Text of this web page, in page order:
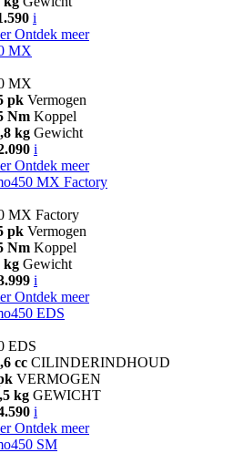
i
Ontdek meer
MX
MX
pk Vermogen
Nm Koppel
kg Gewicht
i
Ontdek meer
MX Factory
MX Factory
pk Vermogen
Nm Koppel
kg Gewicht
i
Ontdek meer
EDS
EDS
cc CILINDERINDHOUD
VERMOGEN
kg GEWICHT
i
Ontdek meer
SM